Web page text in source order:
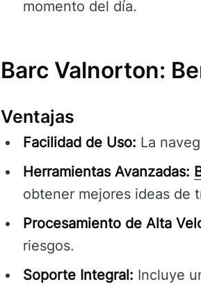
momento del día.
Barc Valnorton:
Ventajas
Facilidad de Uso: La
Herramientas Avanzadas:
obtener mejores ideas de
Procesamiento de Alta
riesgos.
Soporte Integral: Incluye